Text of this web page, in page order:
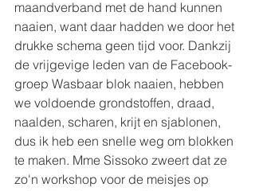
maandverband met de hand kunnen
naaien, want daar hadden we door het
drukke schema geen tijd voor. Dankzij
de vrijgevige leden van de Facebook-
groep Wasbaar blok naaien, hebben
we voldoende grondstoffen, draad,
naalden, scharen, krijt en sjablonen,
dus ik heb een snelle weg om blokken
te maken. Mme Sissoko zweert dat ze
zo'n workshop voor de meisjes op